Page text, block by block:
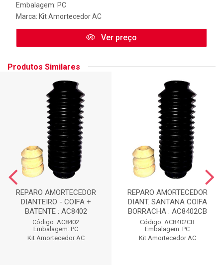
Embalagem: PC
Marca: Kit Amortecedor AC
Ver preço
Produtos Similares
REPARO AMORTECEDOR
DIANTEIRO - COIFA +
BATENTE : AC8402
Código: AC8402
Embalagem: PC
Kit Amortecedor AC
REPARO AMORTECEDOR
DIANT. SANTANA COIFA
BORRACHA : AC8402CB
Código: AC8402CB
Embalagem: PC
Kit Amortecedor AC